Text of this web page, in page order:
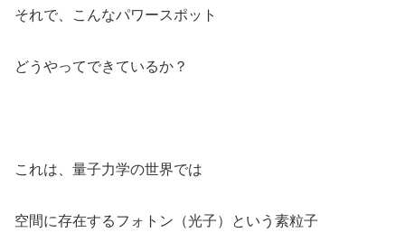
それで、こんなパワースポット
どうやってできているか？
これは、量子力学の世界では
空間に存在するフォトン（光子）という素粒子